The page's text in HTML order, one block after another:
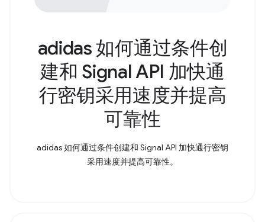
adidas 如何通过条件创
建和 Signal API 加快通
行密钥采用速度并提高
可靠性
adidas 如何通过条件创建和 Signal API 加快通行密钥
采用速度并提高可靠性。